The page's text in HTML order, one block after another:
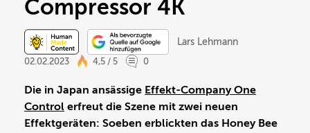
Compressor 4K
Lars Lehmann
02.02.2023
4,5 / 5 0
Die in Japan ansässige Effekt-Company One
Control erfreut die Szene mit zwei neuen
Effektgeräten: Soeben erblickten das Honey Bee